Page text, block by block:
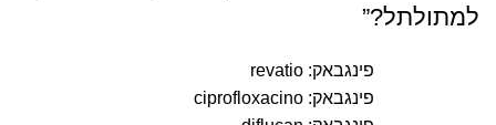
למתולתל?”
פינגבאק: revatio
פינגבאק: ciprofloxacino